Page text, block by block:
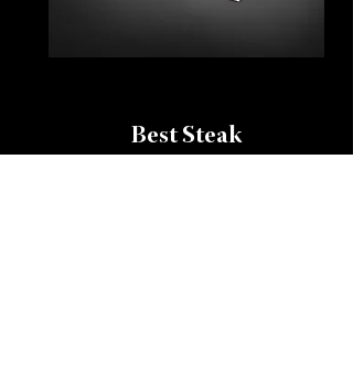
Best Steak